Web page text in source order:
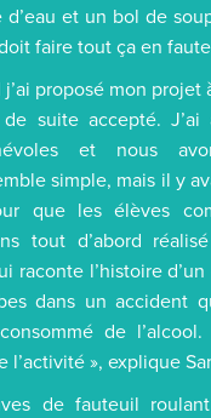
et un bol de
faire tout ça en
j’ai proposé mon
suite accepté.
et nous
simple, mais il y
que les élèves
tout d’abord
raconte l’histoire
dans un accident
de
l’activité », explique
de fauteuil